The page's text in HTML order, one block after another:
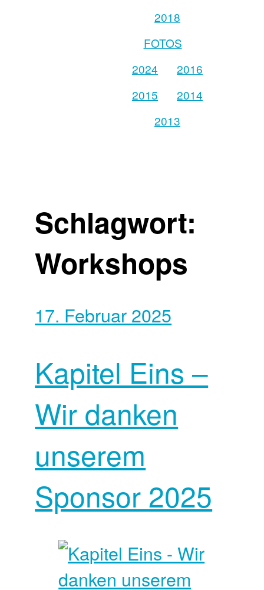
2018
FOTOS
2024
2016
2015
2014
2013
Schlagwort:
Workshops
17. Februar 2025
Kapitel Eins –
Wir danken
unserem
Sponsor 2025